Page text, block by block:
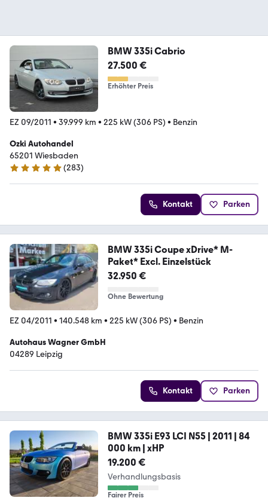
BMW 335i Cabrio
27.500 €
Erhöhter Preis
EZ 09/2011 • 39.999 km • 225 kW (306 PS) • Benzin
Ozki Autohandel
65201 Wiesbaden
4.9 Sterne
(283)
Kontakt Parken
BMW 335i Coupe xDrive* M-
Paket* Excl. Einzelstück
32.950 €
Ohne Bewertung
EZ 04/2011 • 140.548 km • 225 kW (306 PS) • Benzin
Autohaus Wagner GmbH
04289 Leipzig
Kontakt Parken
BMW 335i E93 LCI N55 | 2011 | 84
000 km | xHP
19.200 €
Verhandlungsbasis
Fairer Preis